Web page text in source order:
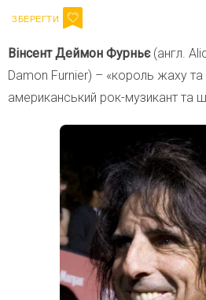
Вінсент Деймон Фурньє(англ.
Damon Furnier) – «король жаху
американський рок-музикант та